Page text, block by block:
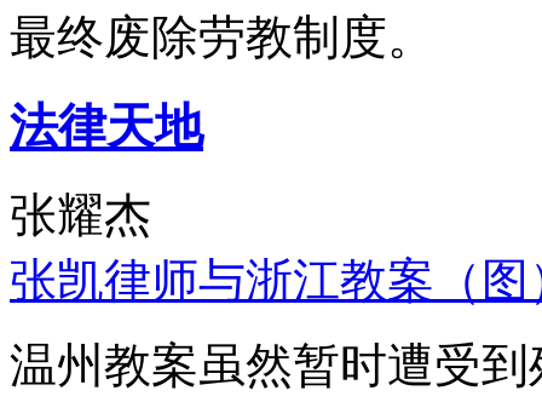
最终废除劳教制度。
法律天地
张耀杰
张凯律师与浙江教案（图
温州教案虽然暂时遭受